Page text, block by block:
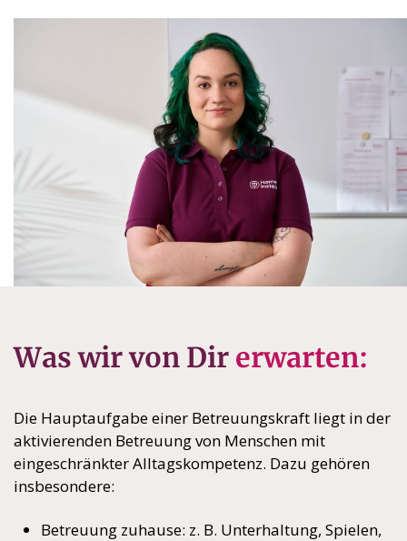
Was wir von Dir erwarten:
Die Hauptaufgabe einer Betreuungskraft liegt in der
aktivierenden Betreuung von Menschen mit
eingeschränkter Alltagskompetenz. Dazu gehören
insbesondere:
Betreuung zuhause: z. B. Unterhaltung, Spielen,